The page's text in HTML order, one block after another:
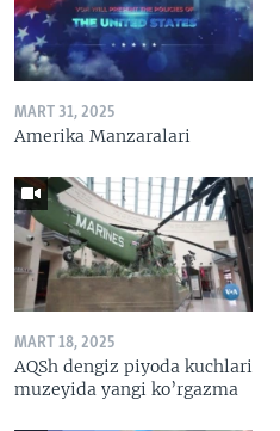
MART 31, 2025
Amerika Manzaralari
MART 18, 2025
AQSh dengiz piyoda kuchlari
muzeyida yangi ko’rgazma